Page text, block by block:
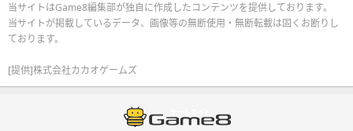
当サイトはGame8編集部が独自に作成したコンテンツを提供しております。
当サイトが掲載しているデータ、画像等の無断使用・無断転載は固くお断りし
ております。
[提供]株式会社カカオゲームズ